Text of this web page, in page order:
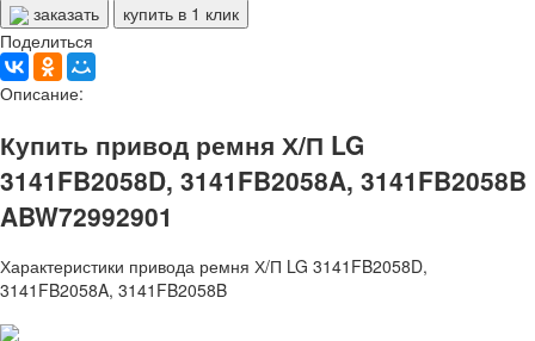
заказать
купить в 1 клик
Поделиться
Описание:
Купить привод ремня Х/П LG
3141FB2058D, 3141FB2058A, 3141FB2058B
ABW72992901
Характеристики привода ремня Х/П LG 3141FB2058D,
3141FB2058A, 3141FB2058B